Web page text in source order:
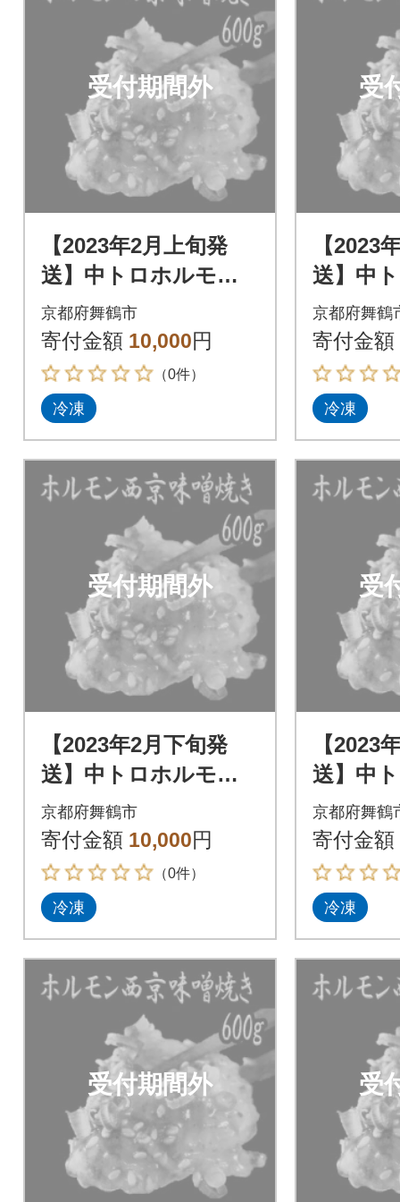
受付期間外
【2023年2月上旬発
送】中トロホルモン
西京味噌焼き 600g
京都府舞鶴市
寄付金額 10,000円
（0件）
冷凍
受
【2023
送】中
西京味
京都府舞鶴
寄付金額
冷凍
受付期間外
【2023年2月下旬発
送】中トロホルモン
西京味噌焼き 600g
京都府舞鶴市
寄付金額 10,000円
（0件）
冷凍
受
【2023
送】中
西京味
京都府舞鶴
寄付金額
冷凍
受付期間外 受